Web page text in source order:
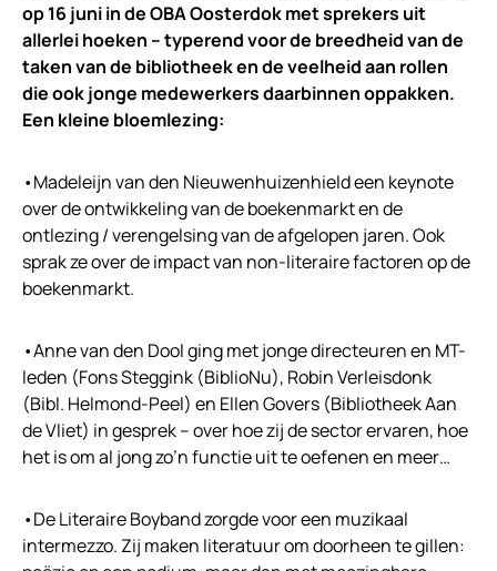
op 16 juni in de OBA Oosterdok met sprekers uit
allerlei hoeken – typerend voor de breedheid van de
taken van de bibliotheek en de veelheid aan rollen
die ook jonge medewerkers daarbinnen oppakken.
Een kleine bloemlezing:
•Madeleijn van den Nieuwenhuizenhield een keynote
over de ontwikkeling van de boekenmarkt en de
ontlezing / verengelsing van de afgelopen jaren. Ook
sprak ze over de impact van non-literaire factoren op de
boekenmarkt.
•Anne van den Dool ging met jonge directeuren en MT-
leden (Fons Steggink (BiblioNu), Robin Verleisdonk
(Bibl. Helmond-Peel) en Ellen Govers (Bibliotheek Aan
de Vliet) in gesprek – over hoe zij de sector ervaren, hoe
het is om al jong zo’n functie uit te oefenen en meer…
•De Literaire Boyband zorgde voor een muzikaal
intermezzo. Zij maken literatuur om doorheen te gillen: